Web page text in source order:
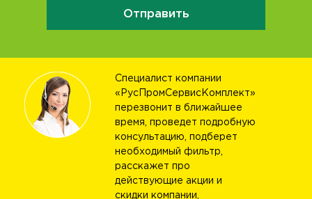
Отправить
Специалист компании
«РусПромСервисКомплект»
перезвонит в ближайшее
время, проведет подробную
консультацию, подберет
необходимый фильтр,
расскажет про
действующие акции и
скидки компании,